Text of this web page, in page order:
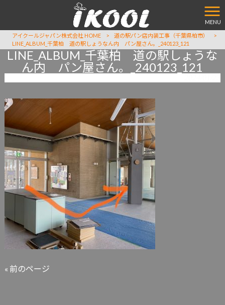
MENU
アイクールジャパン株式会社 HOME > 道の駅パン店内装工事（千葉県柏市）
>
LINE_ALBUM_千葉柏 道の駅しょうなん内 パン屋さん。_240123_121
LINE_ALBUM_千葉柏 道の駅しょうな
ん内 パン屋さん。_240123_121
« 前のページ